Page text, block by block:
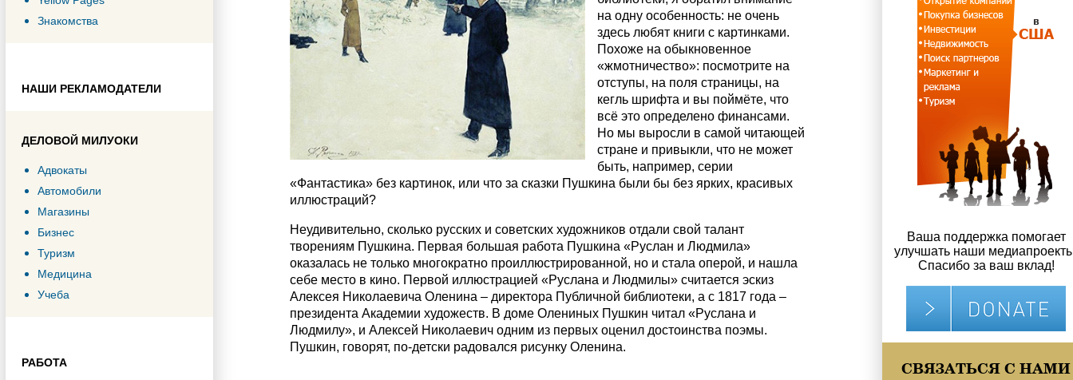
Знакомства
НАШИ РЕКЛАМОДАТЕЛИ
ДЕЛОВОЙ МИЛУОКИ
Адвокаты
Автомобили
Магазины
Бизнес
Туризм
Медицина
Учеба
РАБОТА
на одну особенность: не очень
здесь любят книги с картинками.
Похоже на обыкновенное
«жмотничество»: посмотрите на
отступы, на поля страницы, на
кегль шрифта и вы поймёте, что
всё это определено финансами.
Но мы выросли в самой читающей
стране и привыкли, что не может
быть, например, серии
«Фантастика» без картинок, или что за сказки Пушкина были бы без ярких, красивых
иллюстраций?
Неудивительно, сколько русских и советских художников отдали свой талант
творениям Пушкина. Первая большая работа Пушкина «Руслан и Людмила»
оказалась не только многократно проиллюстрированной, но и стала оперой, и нашла
себе место в кино. Первой иллюстрацией «Руслана и Людмилы» считается эскиз
Алексея Николаевича Оленина – директора Публичной библиотеки, а с 1817 года –
президента Академии художеств. В доме Олениных Пушкин читал «Руслана и
Людмилу», и Алексей Николаевич одним из первых оценил достоинства поэмы.
Пушкин, говорят, по-детски радовался рисунку Оленина.
Ваша поддержка помогает
улучшать наши
Спасибо за ваш вклад!
СВЯЗАТЬСЯ С НАМИ